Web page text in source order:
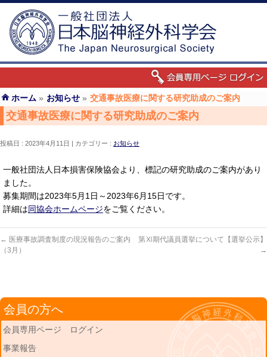
ホーム » お知らせ » 交通事故医療に関する研究助成のご案内
交通事故医療に関する研究助成のご案内
投稿日 : 2023年4月11日 カテゴリー : お知らせ
一般社団法人日本損害保険協会より、標記の研究助成のご案内があり
ました。
募集期間は2023年5月1日～2023年6月15日です。
詳細は同協会ホームページをご覧ください。
← 医療事故調査制度の現況報告のご案内
（3月）
第Ⅺ期代議員選挙について【選挙公示】
→
会員の方へ
会員専用ページ ログイン
事業報告